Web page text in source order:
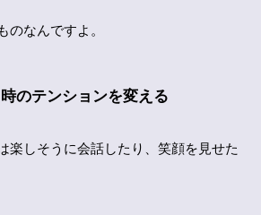
のなんですよ。
のテンションを変える
楽しそうに会話したり、笑顔を見せた